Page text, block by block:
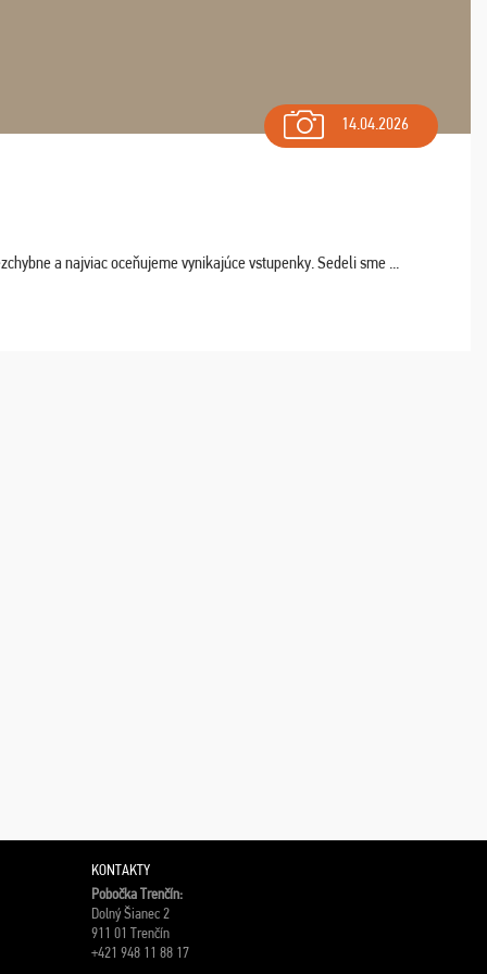
14.04.2026
a najviac oceňujeme vynikajúce vstupenky. Sedeli sme ...
KONTAKTY
Pobočka Trenčín:
Dolný Šianec 2
911 01 Trenčín
+421 948 11 88 17